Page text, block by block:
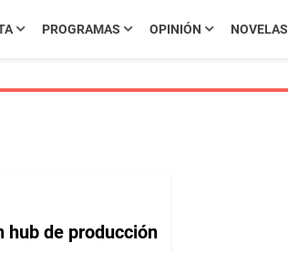
PROGRAMAS OPINIÓN NOVELAS
hub de producción